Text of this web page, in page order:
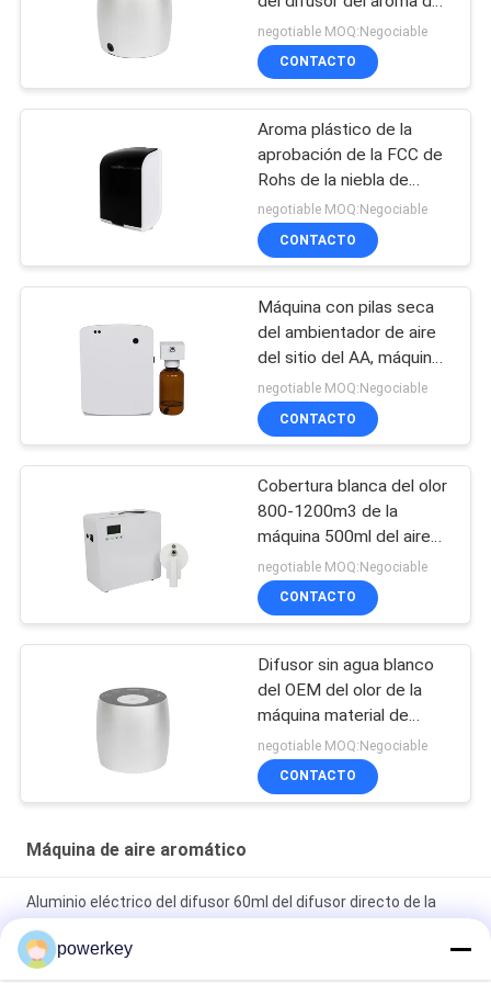
precio de venta de la
fábrica mini
negotiable MOQ:Negociable
CONTACTO
Aroma plástico de la
aprobación de la FCC de
Rohs de la niebla de
Parfum del rociador del
olor de la máquina
elegante fina del aire
negotiable MOQ:Negociable
CONTACTO
Máquina con pilas seca
del ambientador de aire
del sitio del AA, máquina
del difusor del olor para
el retrete
negotiable MOQ:Negociable
CONTACTO
Cobertura blanca del olor
800-1200m3 de la
máquina 500ml del aire
del olor de Difusores
Aromaterapia
negotiable MOQ:Negociable
CONTACTO
Difusor sin agua blanco
del OEM del olor de la
máquina material de
aluminio 60ml del aire
mini
negotiable MOQ:Negociable
CONTACTO
Máquina de aire aromático
Aluminio eléctrico del difusor 60ml del difusor directo de la
venta de la fabricación de China mini
Aluminio directo del difusor 60ml del aceite esencial del aroma
powerkey